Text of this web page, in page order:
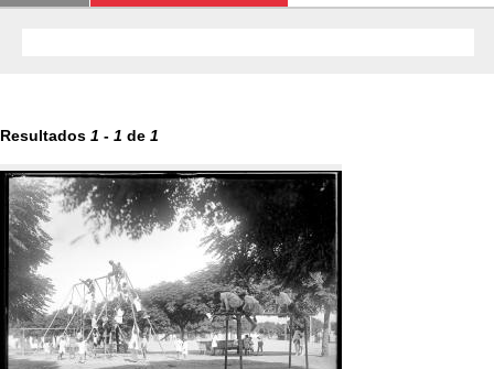
Resultados 1 - 1 de 1